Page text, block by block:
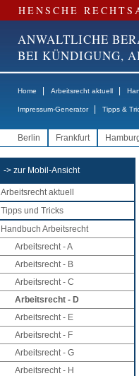
HENSCHE
ANWALTLICHE
BEI KÜNDIGUNG,
Home Arbeitsrecht aktuell
Impressum-Generator Tipps &
Berlin Frankfurt
-> zur Mobil-Ansicht
Arbeitsrecht aktuell
Tipps und Tricks
Handbuch Arbeitsrecht
Arbeitsrecht - A
Arbeitsrecht - B
Arbeitsrecht - C
Arbeitsrecht - D
Arbeitsrecht - E
Arbeitsrecht - F
Arbeitsrecht - G
Arbeitsrecht - H